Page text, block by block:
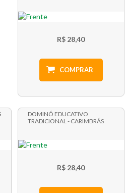
R$ 28,40
COMPRAR
DOMINÓ EDUCATIVO
TRADICIONAL - CARIMBRÁS
R$ 28,40